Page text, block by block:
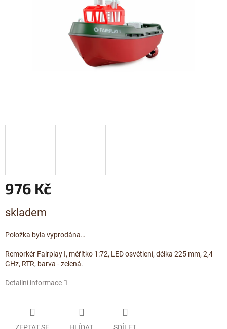
976 Kč
cena:
skladem
Položka byla vyprodána…
Remorkér Fairplay I, měřítko 1:72, LED osvětlení, délka 225 mm, 2,4
GHz, RTR, barva - zelená.
Detailní informace